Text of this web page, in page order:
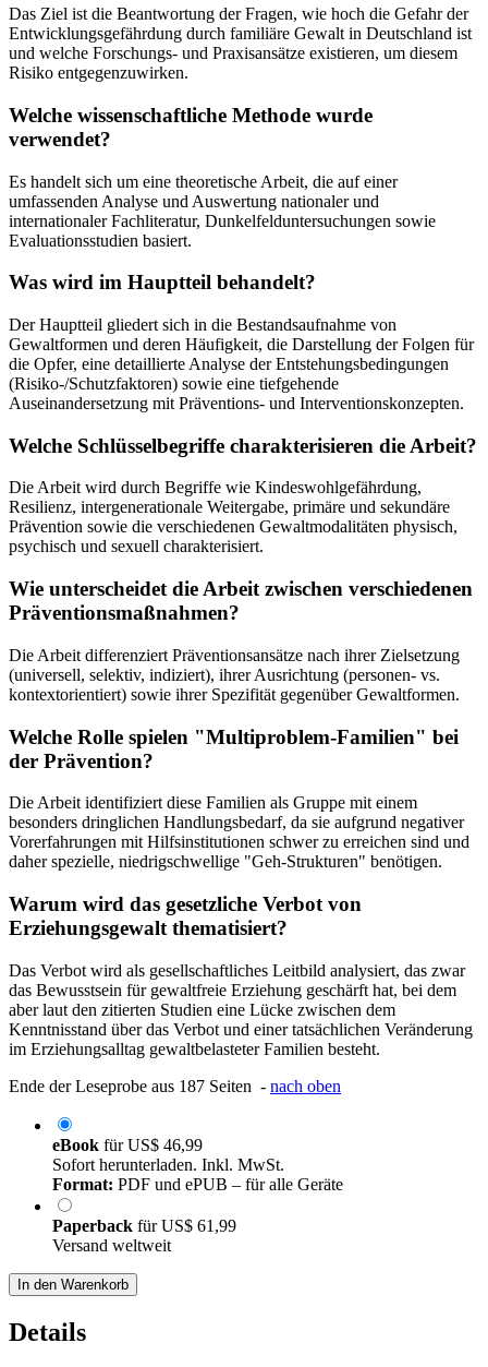
Das Ziel ist die Beantwortung der Fragen, wie hoch die Gefahr der
Entwicklungsgefährdung durch familiäre Gewalt in Deutschland ist
und welche Forschungs- und Praxisansätze existieren, um diesem
Risiko entgegenzuwirken.
Welche wissenschaftliche Methode wurde
verwendet?
Es handelt sich um eine theoretische Arbeit, die auf einer
umfassenden Analyse und Auswertung nationaler und
internationaler Fachliteratur, Dunkelfelduntersuchungen sowie
Evaluationsstudien basiert.
Was wird im Hauptteil behandelt?
Der Hauptteil gliedert sich in die Bestandsaufnahme von
Gewaltformen und deren Häufigkeit, die Darstellung der Folgen für
die Opfer, eine detaillierte Analyse der Entstehungsbedingungen
(Risiko-/Schutzfaktoren) sowie eine tiefgehende
Auseinandersetzung mit Präventions- und Interventionskonzepten.
Welche Schlüsselbegriffe charakterisieren die Arbeit?
Die Arbeit wird durch Begriffe wie Kindeswohlgefährdung,
Resilienz, intergenerationale Weitergabe, primäre und sekundäre
Prävention sowie die verschiedenen Gewaltmodalitäten physisch,
psychisch und sexuell charakterisiert.
Wie unterscheidet die Arbeit zwischen verschiedenen
Präventionsmaßnahmen?
Die Arbeit differenziert Präventionsansätze nach ihrer Zielsetzung
(universell, selektiv, indiziert), ihrer Ausrichtung (personen- vs.
kontextorientiert) sowie ihrer Spezifität gegenüber Gewaltformen.
Welche Rolle spielen "Multiproblem-Familien" bei
der Prävention?
Die Arbeit identifiziert diese Familien als Gruppe mit einem
besonders dringlichen Handlungsbedarf, da sie aufgrund negativer
Vorerfahrungen mit Hilfsinstitutionen schwer zu erreichen sind und
daher spezielle, niedrigschwellige "Geh-Strukturen" benötigen.
Warum wird das gesetzliche Verbot von
Erziehungsgewalt thematisiert?
Das Verbot wird als gesellschaftliches Leitbild analysiert, das zwar
das Bewusstsein für gewaltfreie Erziehung geschärft hat, bei dem
aber laut den zitierten Studien eine Lücke zwischen dem
Kenntnisstand über das Verbot und einer tatsächlichen Veränderung
im Erziehungsalltag gewaltbelasteter Familien besteht.
Ende der Leseprobe aus 187 Seiten - nach oben
eBook fürUS$ 46,99
Sofort herunterladen. Inkl. MwSt.
Format: PDF und ePUB – für alle Geräte
Paperback fürUS$ 61,99
Versand weltweit
In den Warenkorb
Details